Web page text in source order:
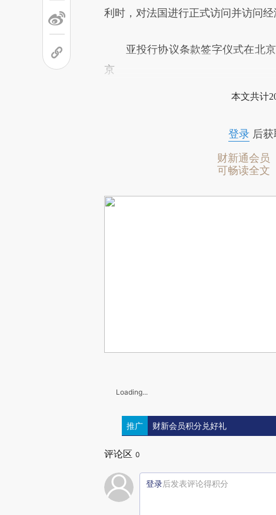
利时，对法国进行正式访问并访问
亚投行协议条款签字仪式在北京
京
本文共计
登录后获
财新通会员
可畅读全文
Loading...
推广 财新会员积分兑好礼
评论区 0
登录后发表评论得积分